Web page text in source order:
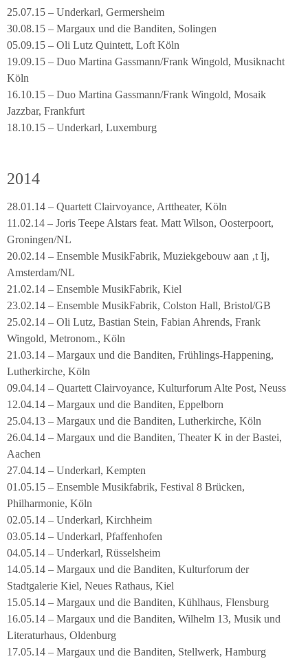
25.07.15 – Underkarl, Germersheim
30.08.15 – Margaux und die Banditen, Solingen
05.09.15 – Oli Lutz Quintett, Loft Köln
19.09.15 – Duo Martina Gassmann/Frank Wingold, Musiknacht
Köln
16.10.15 – Duo Martina Gassmann/Frank Wingold, Mosaik
Jazzbar, Frankfurt
18.10.15 – Underkarl, Luxemburg
2014
28.01.14 – Quartett Clairvoyance, Arttheater, Köln
11.02.14 – Joris Teepe Alstars feat. Matt Wilson, Oosterpoort,
Groningen/NL
20.02.14 – Ensemble MusikFabrik, Muziekgebouw aan ‚t Ij,
Amsterdam/NL
21.02.14 – Ensemble MusikFabrik, Kiel
23.02.14 – Ensemble MusikFabrik, Colston Hall, Bristol/GB
25.02.14 – Oli Lutz, Bastian Stein, Fabian Ahrends, Frank
Wingold, Metronom., Köln
21.03.14 – Margaux und die Banditen, Frühlings-Happening,
Lutherkirche, Köln
09.04.14 – Quartett Clairvoyance, Kulturforum Alte Post, Neuss
12.04.14 – Margaux und die Banditen, Eppelborn
25.04.13 – Margaux und die Banditen, Lutherkirche, Köln
26.04.14 – Margaux und die Banditen, Theater K in der Bastei,
Aachen
27.04.14 – Underkarl, Kempten
01.05.15 – Ensemble Musikfabrik, Festival 8 Brücken,
Philharmonie, Köln
02.05.14 – Underkarl, Kirchheim
03.05.14 – Underkarl, Pfaffenhofen
04.05.14 – Underkarl, Rüsselsheim
14.05.14 – Margaux und die Banditen, Kulturforum der
Stadtgalerie Kiel, Neues Rathaus, Kiel
15.05.14 – Margaux und die Banditen, Kühlhaus, Flensburg
16.05.14 – Margaux und die Banditen, Wilhelm 13, Musik und
Literaturhaus, Oldenburg
17.05.14 – Margaux und die Banditen, Stellwerk, Hamburg